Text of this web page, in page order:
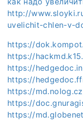
http://
uvelichit-chlen-v-
https://
https://
https://
https://
https://
https://
https://